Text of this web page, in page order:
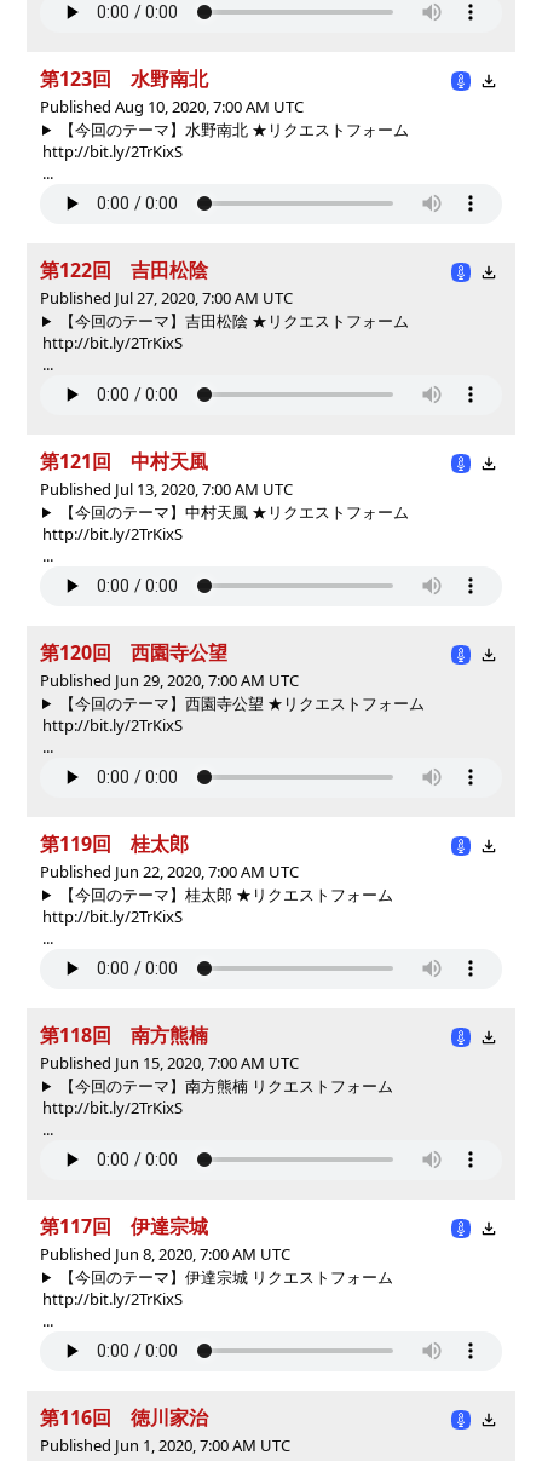
第123回 水野南北
Published Aug 10, 2020, 7:00 AM UTC
【今回のテーマ】水野南北 ★リクエストフォーム
http://bit.ly/2TrKixS
...
第122回 吉田松陰
Published Jul 27, 2020, 7:00 AM UTC
【今回のテーマ】吉田松陰 ★リクエストフォーム
http://bit.ly/2TrKixS
...
第121回 中村天風
Published Jul 13, 2020, 7:00 AM UTC
【今回のテーマ】中村天風 ★リクエストフォーム
http://bit.ly/2TrKixS
...
第120回 西園寺公望
Published Jun 29, 2020, 7:00 AM UTC
【今回のテーマ】西園寺公望 ★リクエストフォーム
http://bit.ly/2TrKixS
...
第119回 桂太郎
Published Jun 22, 2020, 7:00 AM UTC
【今回のテーマ】桂太郎 ★リクエストフォーム
http://bit.ly/2TrKixS
...
第118回 南方熊楠
Published Jun 15, 2020, 7:00 AM UTC
【今回のテーマ】南方熊楠 リクエストフォーム
http://bit.ly/2TrKixS
...
第117回 伊達宗城
Published Jun 8, 2020, 7:00 AM UTC
【今回のテーマ】伊達宗城 リクエストフォーム
http://bit.ly/2TrKixS
...
第116回 徳川家治
Published Jun 1, 2020, 7:00 AM UTC